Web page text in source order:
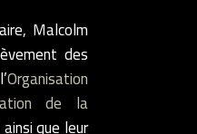
Malcolm
des
Organisation
de la
ainsi que leur